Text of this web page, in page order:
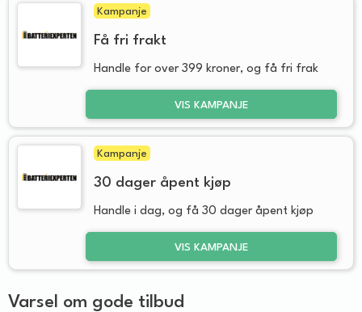
Kampanje
Få fri frakt
Handle for over 399 kroner, og få fri frak
VIS KAMPANJE
Kampanje
30 dager åpent kjøp
Handle i dag, og få 30 dager åpent kjøp
VIS KAMPANJE
Varsel om gode tilbud